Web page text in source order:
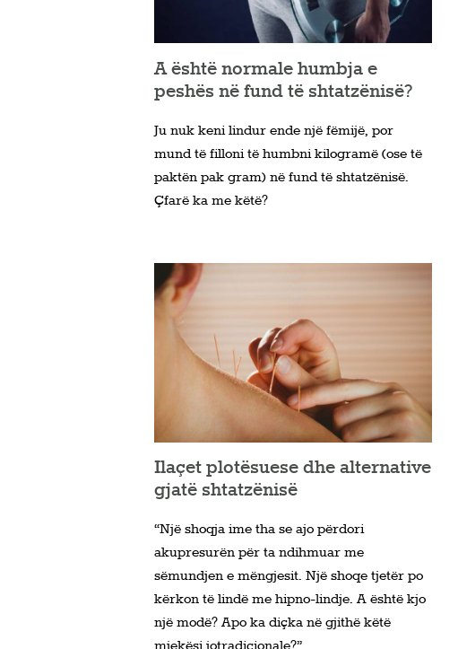
A është normale humbja e
peshës në fund të shtatzënisë?
Ju nuk keni lindur ende një fëmijë, por
mund të filloni të humbni kilogramë (ose të
paktën pak gram) në fund të shtatzënisë.
Çfarë ka me këtë?
Ilaçet plotësuese dhe alternative
gjatë shtatzënisë
“Një shoqja ime tha se ajo përdori
akupresurën për ta ndihmuar me
sëmundjen e mëngjesit. Një shoqe tjetër po
kërkon të lindë me hipno-lindje. A është kjo
një modë? Apo ka diçka në gjithë këtë